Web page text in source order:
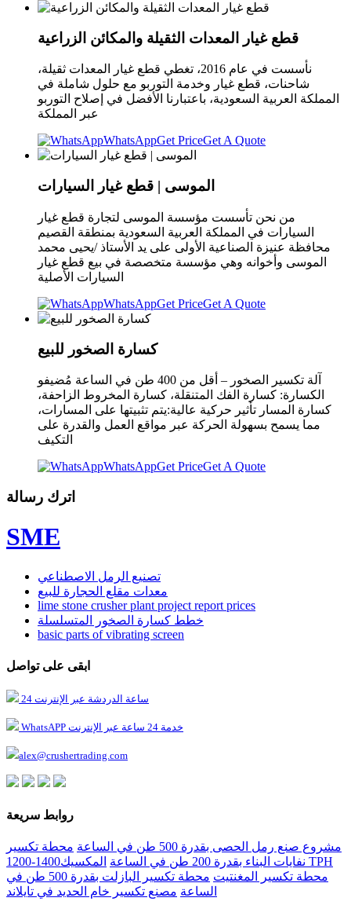
قطع غيار المعدات الثقيلة والمكائن الزراعية
نأسست في عام 2016، تغطي قطع غيار المعدات ثقيلة،
شاحنات، قطع غيار وخدمة التوربو مع حلول شاملة في
المملكة العربية السعودية، باعتبارنا الأفضل في إصلاح التوربو
عبر المملكة
WhatsAppGet PriceGet A Quote
الموسى | قطع غيار السيارات
من نحن تأسست مؤسسة الموسى لتجارة قطع غيار
السيارات في المملكة العربية السعودية بمنطقة القصيم
محافظة عنيزة الصناعية الأولى على يد الأستاذ /يحيى محمد
الموسى وأخوانه وهي مؤسسة متخصصة في بيع قطع غيار
السيارات الأصلية
WhatsAppGet PriceGet A Quote
كسارة الصخور للبيع
آلة تكسير الصخور – أقل من 400 طن في الساعة مُضيفو
الكسارة: كسارة الفك المتنقلة، كسارة المخروط الزاحفة،
كسارة المسار تأثير حركية عالية:يتم تثبيتها على المسارات،
مما يسمح بسهولة الحركة عبر مواقع العمل والقدرة على
التكيف
WhatsAppGet PriceGet A Quote
اترك رسالة
SME
تصنيع الرمل الاصطناعي
معدات مقلع الحجارة للبيع
lime stone crusher plant project report prices
خطط كسارة الصخور المتسلسلة
basic parts of vibrating screen
ابقى على تواصل
24 ساعة الدردشة عبر الإنترنت
WhatsAPP خدمة 24 ساعة عبر الإنترنت
alex@crushertrading.com
روابط سريعة
مشروع صنع رمل الحصى بقدرة 500 طن في الساعة
محطة تكسير
نفايات البناء بقدرة 200 طن في الساعة
المكسيك1400-1200 TPH
محطة تكسير المغنتيت
محطة تكسير البازلت بقدرة 500 طن في
الساعة مصنع تكسير خام الحديد في تايلاند